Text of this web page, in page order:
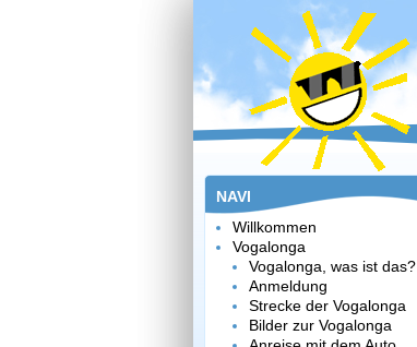
NAVI
Willkommen
Vogalonga
Vogalonga, was ist das?
Anmeldung
Strecke der Vogalonga
Bilder zur Vogalonga